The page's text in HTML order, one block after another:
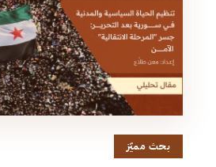
بحث مميّز